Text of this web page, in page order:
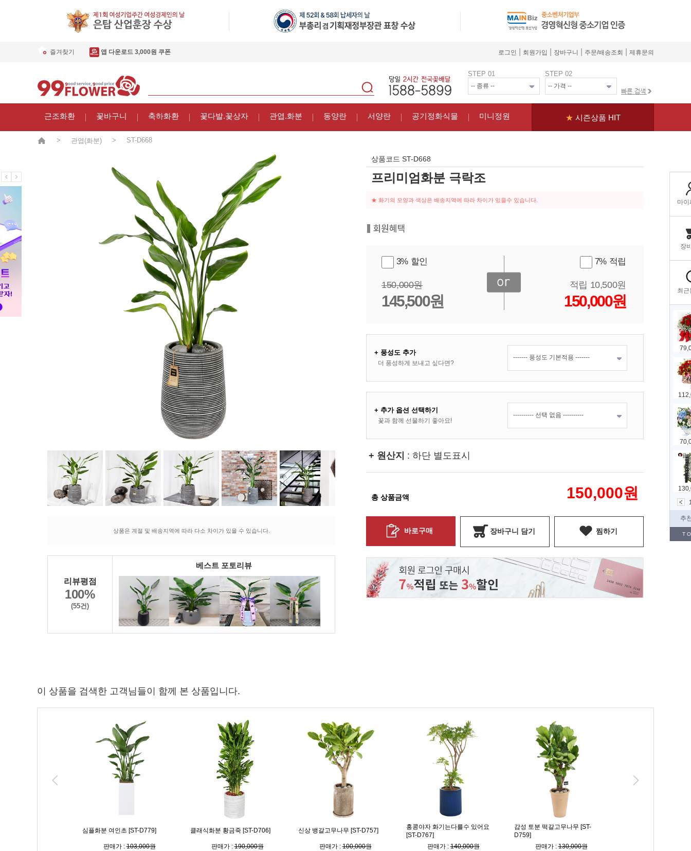
즐겨찾기 앱 다운로드 3,000원 쿠폰 로그인 회원가입 장바구니 주문/배송조회 제휴문의
STEP 01 STEP 02
근조화환 꽃바구니 축하화환 꽃다발.꽃상자 관엽.화분 동양란 서양란 공기정화식물 미니정원 ★ 시즌상품 HIT
> 관엽(화분) > ST-D668
상품은 계절 및 배송지역에 따라 다소 차이가 있을 수 있습니다.
리뷰평점
100%
(55건)
베스트 포토리뷰
상품코드 ST-D668
프리미엄화분 극락조
★ 화기의 모양과 색상은 배송지역에 따라 차이가 있을수 있습니다.
3% 할인
150,000원
145,500원
7% 적립
적립 10,500원
150,000원
+ 풍성도 추가
더 풍성하게 보내고 싶다면?
+ 추가 옵션 선택하기
꽃과 함께 선물하기 좋아요!
+ 원산지 : 하단 별도표시
총 상품금액 150,000원
바로구매 장바구니 담기 찜하기
이 상품을 검색한 고객님들이 함께 본 상품입니다.
심플화분 여인초 [ST-D779]
판매가 :103,000원
클래식화분 황금죽 [ST-D706]
판매가 :190,000원
신상 뱅갈고무나무 [ST-D757]
판매가 :100,000원
홍콩야자 화기는다를수 있어요
[ST-D767]
판매가 :140,000원
감성 토분 떡갈고무나무 [ST-
D759]
판매가 :130,000원